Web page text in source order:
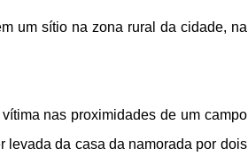
um sítio na zona rural da cidade, na
nas proximidades de um campo
levada da casa da namorada por dois